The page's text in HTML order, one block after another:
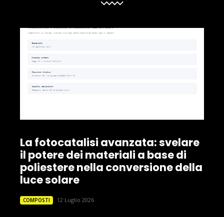
La fotocatalisi avanzata: svelare
il potere dei materiali a base di
poliestere nella conversione della
luce solare
COMPOSTI 12 Luglio 2026